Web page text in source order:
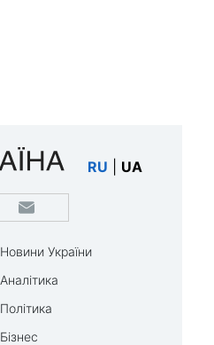
RU UA
Новини України
Аналітика
Політика
Бізнес